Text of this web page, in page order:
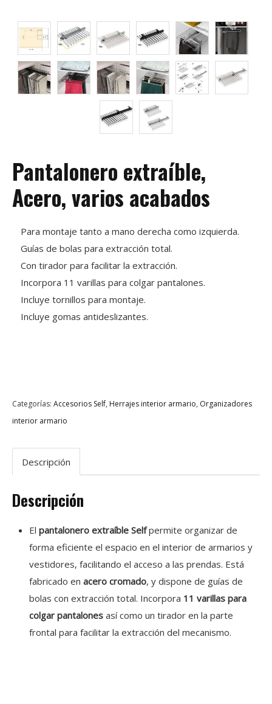
Pantalonero extraíble,
Acero, varios acabados
Para montaje tanto a mano derecha como izquierda.
Guías de bolas para extracción total.
Con tirador para facilitar la extracción.
Incorpora 11 varillas para colgar pantalones.
Incluye tornillos para montaje.
Incluye gomas antideslizantes.
Categorías: Accesorios Self, Herrajes interior armario, Organizadores
interior armario
Descripción
Descripción
El pantalonero extraíble Selfpermite organizar de
forma eficiente el espacio en el interior de armarios y
vestidores, facilitando el acceso a las prendas. Está
fabricado en acero cromado, y dispone de guías de
bolas con extracción total. Incorpora 11 varillas para
colgar pantalones así como un tirador en la parte
frontal para facilitar la extracción del mecanismo.